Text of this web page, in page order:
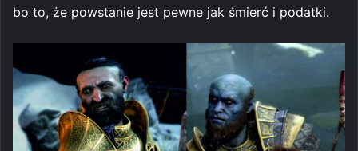
bo to, że powstanie jest pewne jak śmierć i podatki.